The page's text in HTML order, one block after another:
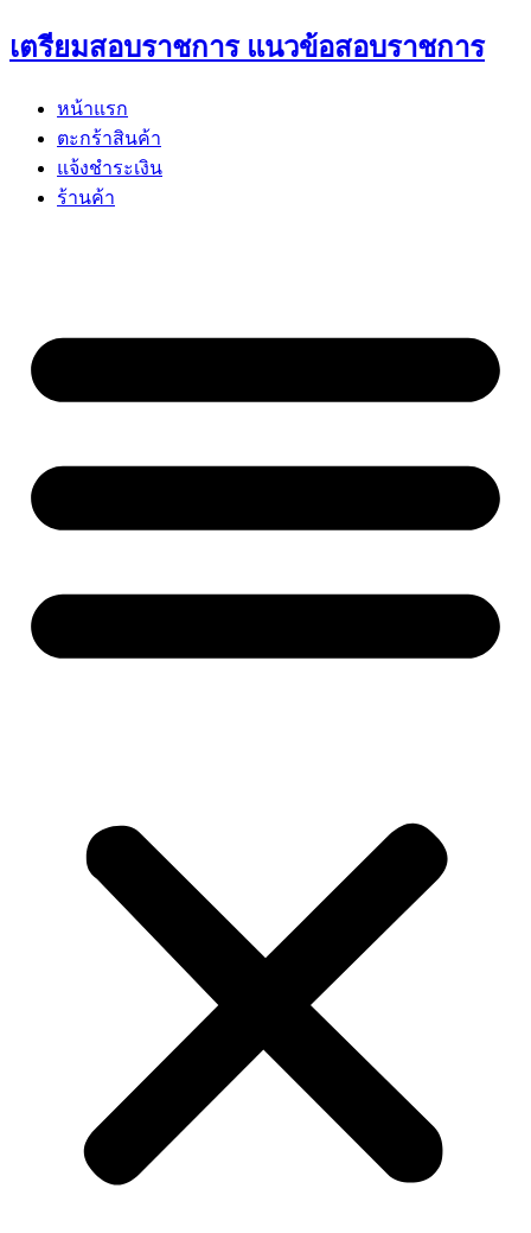
Skip
to
เตรียมสอบราชการ แนวข้อสอบราชการ
หน้าแรก
ตะกร้าสินค้า
แจ้งชำระเงิน
ร้านค้า